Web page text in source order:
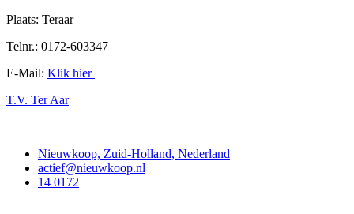
Plaats: Teraar
Telnr.: 0172-603347
E-Mail: Klik hier
T.V. Ter Aar
Nieuwkoop, Zuid-Holland, Nederland
actief@nieuwkoop.nl
14 0172